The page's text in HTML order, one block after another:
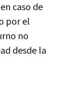
caso de
por el
no
desde la